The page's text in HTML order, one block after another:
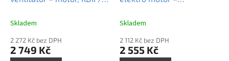
Skladem
2 272 Kč bez DPH
2 749 Kč
(po 02/2013), 781946
Skladem
2 112 Kč bez DPH
2 555 Kč